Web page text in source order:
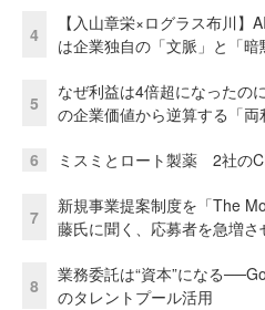
4
【入山章栄×ログラス布川】
は企業独自の「文脈」と「
5
なぜ利益は4倍超になったの
の企業価値から逆算する「両
6 ミスミとロート製薬 2社の
7
新規事業提案制度を「The
藤氏に聞く、応募者を急増
8
業務委託は“資本”になる
のタレントプール活用